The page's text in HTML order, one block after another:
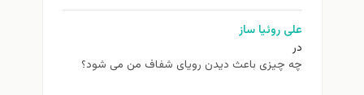
علی روئیا ساز
در
چه چیزی باعث دیدن رویای شفاف من می شود؟